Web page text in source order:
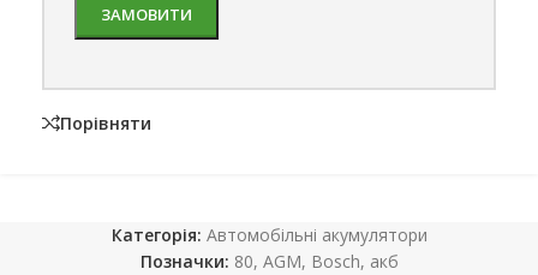
Порівняти
Категорія: Автомобільні акумулятори
Позначки: 80, AGM, Bosch, акб